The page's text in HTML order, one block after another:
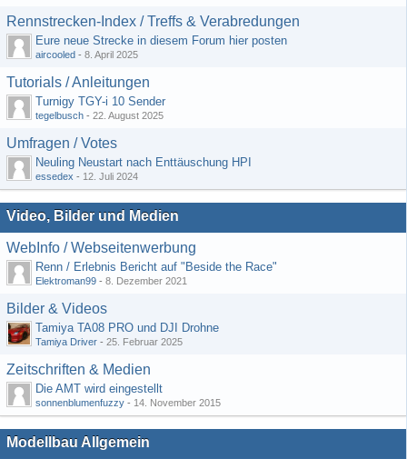
Rennstrecken-Index / Treffs & Verabredungen
Eure neue Strecke in diesem Forum hier posten
aircooled - 8. April 2025
Tutorials / Anleitungen
Turnigy TGY-i 10 Sender
tegelbusch - 22. August 2025
Umfragen / Votes
Neuling Neustart nach Enttäuschung HPI
essedex - 12. Juli 2024
Video, Bilder und Medien
WebInfo / Webseitenwerbung
Renn / Erlebnis Bericht auf "Beside the Race"
Elektroman99 - 8. Dezember 2021
Bilder & Videos
Tamiya TA08 PRO und DJI Drohne
Tamiya Driver - 25. Februar 2025
Zeitschriften & Medien
Die AMT wird eingestellt
sonnenblumenfuzzy - 14. November 2015
Modellbau Allgemein